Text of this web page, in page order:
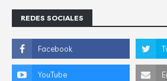
REDES SOCIALES